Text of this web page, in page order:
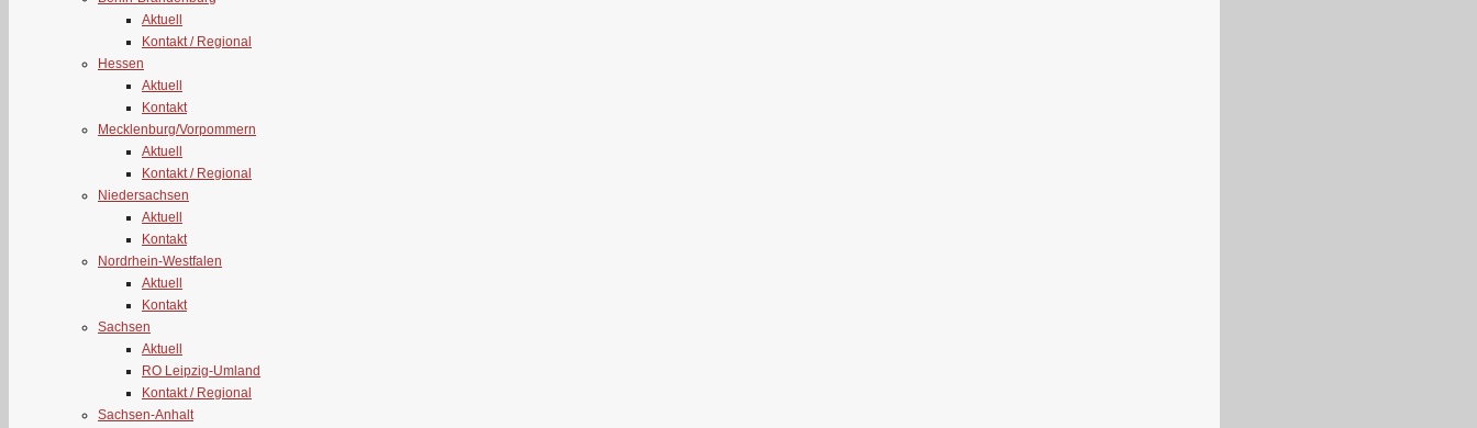
Aktuell
Kontakt / Regional
Hessen
Aktuell
Kontakt
Mecklenburg/Vorpommern
Aktuell
Kontakt / Regional
Niedersachsen
Aktuell
Kontakt
Nordrhein-Westfalen
Aktuell
Kontakt
Sachsen
Aktuell
RO Leipzig-Umland
Kontakt / Regional
Sachsen-Anhalt